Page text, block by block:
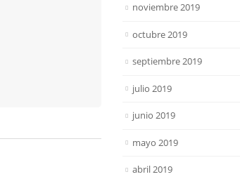
noviembre 2019
octubre 2019
septiembre 2019
julio 2019
junio 2019
mayo 2019
abril 2019